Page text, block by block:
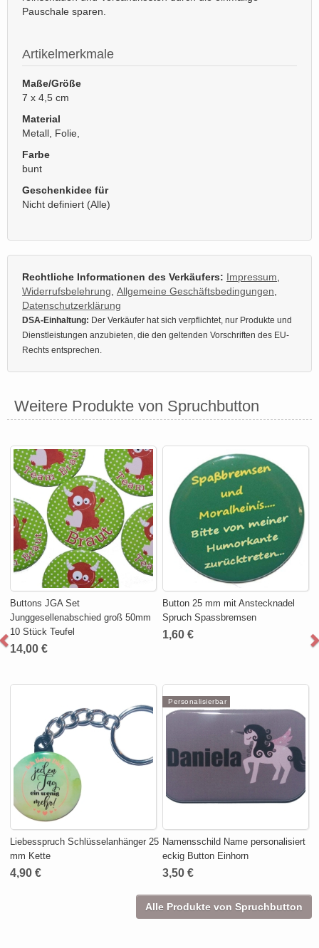
Pauschale sparen.
Artikelmerkmale
Maße/Größe
7 x 4,5 cm
Material
Metall, Folie,
Farbe
bunt
Geschenkidee für
Nicht definiert (Alle)
Rechtliche Informationen des Verkäufers: Impressum
Widerrufsbelehrung Allgemeine Geschäftsbedingungen
Datenschutzerklärung
DSA-Einhaltung: Der Verkäufer hat sich verpflichtet, nur Produkte und
Dienstleistungen anzubieten, die den geltenden Vorschriften des EU-
Rechts entsprechen.
Weitere Produkte von Spruchbutton
Buttons JGA Set
Junggesellenabschied groß 50mm
10 Stück Teufel
14,00 €
Button 25 mm mit Anstecknadel
Spruch Spassbremsen
1,60 €
Liebesspruch Schlüsselanhänger 25
mm Kette
4,90 €
Personalisierbar
Namensschild Name personalisiert
eckig Button Einhorn
3,50 €
Alle Produkte von Spruchbutton